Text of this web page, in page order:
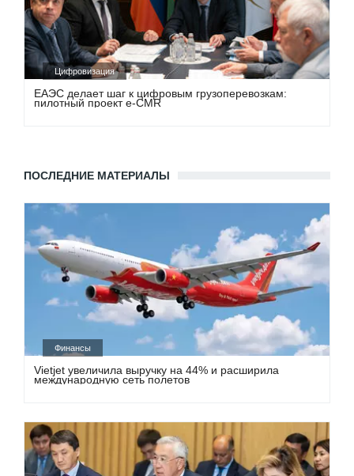
Цифровизация
ЕАЭС делает шаг к цифровым грузоперевозкам:
пилотный проект e-CMR
ПОСЛЕДНИЕ МАТЕРИАЛЫ
Финансы
Vietjet увеличила выручку на 44% и расширила
международную сеть полетов